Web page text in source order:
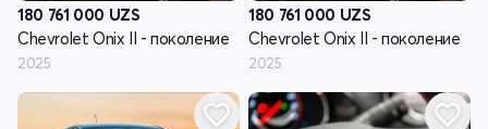
180 761 000 UZS
Chevrolet Onix II - поколение
2025
180 761 000 UZS
Chevrolet Onix II - поколение
2025